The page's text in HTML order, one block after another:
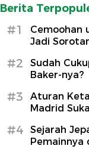
Berita
#1
Cemoohan
Jadi
#2
Sudah
Baker-nya?
#3
Aturan
Madrid
#4
Sejarah
Pemainnya